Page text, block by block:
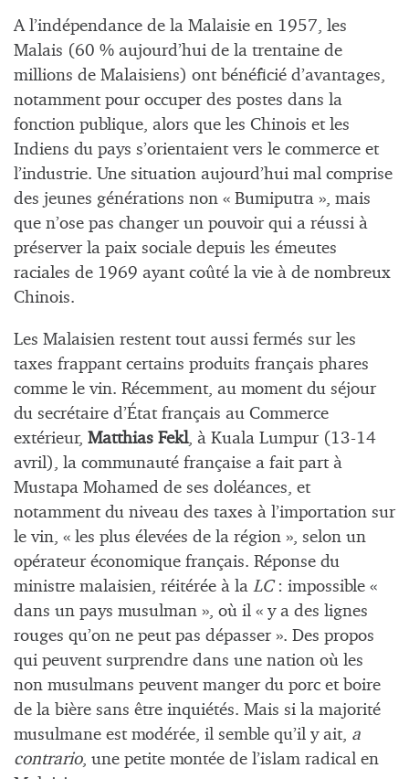
A l’indépendance de la Malaisie en 1957, les
Malais (60 % aujourd’hui de la trentaine de
millions de Malaisiens) ont bénéficié d’avantages,
notamment pour occuper des postes dans la
fonction publique, alors que les Chinois et les
Indiens du pays s’orientaient vers le commerce et
l’industrie. Une situation aujourd’hui mal comprise
des jeunes générations non « Bumiputra », mais
que n’ose pas changer un pouvoir qui a réussi à
préserver la paix sociale depuis les émeutes
raciales de 1969 ayant coûté la vie à de nombreux
Chinois.
Les Malaisien restent tout aussi fermés sur les
taxes frappant certains produits français phares
comme le vin. Récemment, au moment du séjour
du secrétaire d’État français au Commerce
extérieur, Matthias Fekl, à Kuala Lumpur (13-14
avril), la communauté française a fait part à
Mustapa Mohamed de ses doléances, et
notamment du niveau des taxes à l’importation sur
le vin, « les plus élevées de la région », selon un
opérateur économique français. Réponse du
ministre malaisien, réitérée à la LC: impossible «
dans un pays musulman », où il « y a des lignes
rouges qu’on ne peut pas dépasser ». Des propos
qui peuvent surprendre dans une nation où les
non musulmans peuvent manger du porc et boire
de la bière sans être inquiétés. Mais si la majorité
musulmane est modérée, il semble qu’il y ait, a
contrario, une petite montée de l’islam radical en